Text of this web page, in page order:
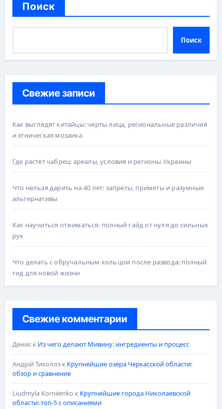
Поиск
Поиск
Свежие записи
Как выглядят китайцы: черты лица, региональные различия
и этническая мозаика
Где растёт чабрец: ареалы, условия и регионы Украины
Что нельзя дарить на 40 лет: запреты, приметы и разумные
альтернативы
Как научиться отжиматься: полный гайд от нуля до сильных
рук
Что делать с обручальным кольцом после развода: полный
гид для новой жизни
Свежие комментарии
Дениск Из чего делают Мивину: ингредиенты и процесс
Андрій Тихолозк Крупнейшие озёра Черкасской области:
обзор и сравнение
Liudmyla Korniienko к Крупнейшие города Николаевской
области: топ-5 с описаниями